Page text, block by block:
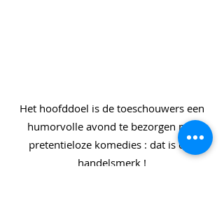
Het hoofddoel is de toeschouwers een
humorvolle avond te bezorgen met
pretentieloze komedies : dat is ons
handelsmerk !